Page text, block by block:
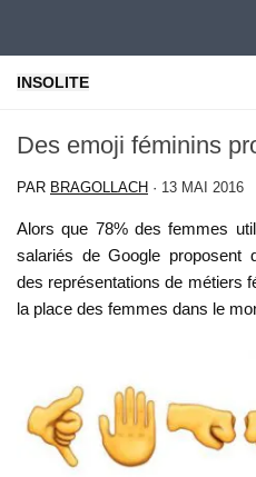
INSOLITE
Des emoji féminins
PAR BRAGOLLACH · 13 MAI 2016
Alors que 78% des femmes
salariés de Google proposent
des représentations de métiers
la place des femmes dans le